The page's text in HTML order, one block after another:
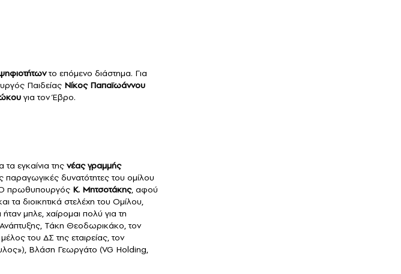
το επόμενο διάστημα. Για
Παιδείας Νίκος Παπαϊωάννου
για τον Έβρο.
τα εγκαίνια της νέας γραμμής
δυνατότητες του ομίλου
Ο πρωθυπουργός Κ. Μητσοτάκης, αφού
τα διοικητικά στελέχη του Ομίλου,
μπλε, χαίρομαι πολύ για τη
Τάκη Θεοδωρικάκο, τον
του ΔΣ της εταιρείας, τον
Βλάση Γεωργάτο (VG Holding,